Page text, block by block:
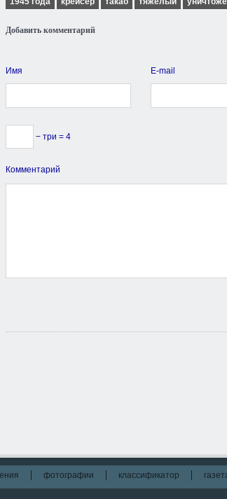
Добавить комментарий
Имя E-mail
− три = 4
Комментарий
фотографии классификатор